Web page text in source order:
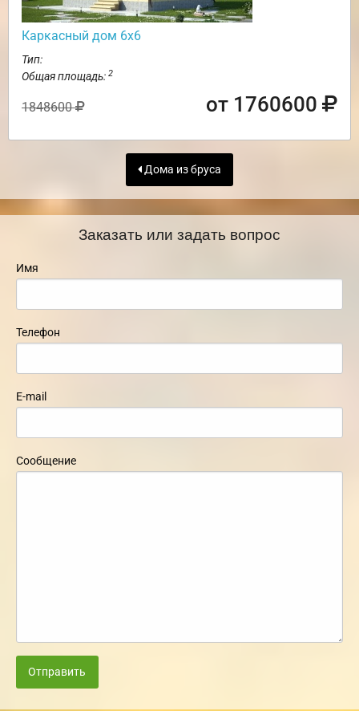
Каркасный дом 6х6
Тип:
Общая площадь: 2
1848600 от 1760600
Дома из бруса
Заказать или задать вопрос
Имя
Телефон
E-mail
Сообщение
Отправить